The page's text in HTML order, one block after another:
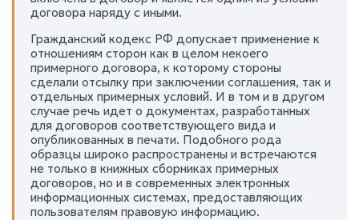
договора наряду с иными.
Гражданский кодекс РФ допускает применение к
отношениям сторон как в целом некоего
примерного договора, к которому стороны
сделали отсылку при заключении соглашения, так и
отдельных примерных условий. И в том и в другом
случае речь идет о документах, разработанных
для договоров соответствующего вида и
опубликованных в печати. Подобного рода
образцы широко распространены и встречаются
не только в книжных сборниках примерных
договоров, но и в современных электронных
информационных системах, предоставляющих
пользователям правовую информацию.